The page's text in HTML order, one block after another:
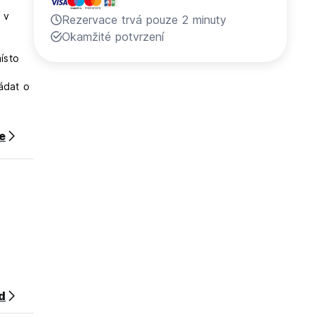
v
o
Rezervace trvá pouze 2 minuty
Okamžité potvrzení